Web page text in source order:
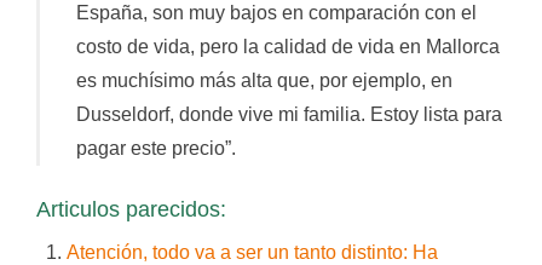
España, son muy bajos en comparación con el
costo de vida, pero la calidad de vida en Mallorca
es muchísimo más alta que, por ejemplo, en
Dusseldorf, donde vive mi familia. Estoy lista para
pagar este precio”.
Articulos parecidos:
Atención, todo va a ser un tanto distinto: Ha